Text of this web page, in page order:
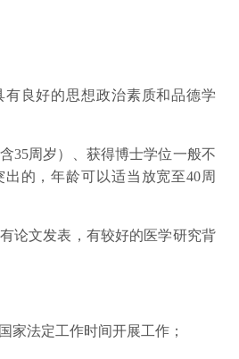
良好的思想政治素质和品德学
35周岁）、获得博士学位一般不
的，年龄可以适当放宽至40周
论文发表，有较好的医学研究背
家法定工作时间开展工作；